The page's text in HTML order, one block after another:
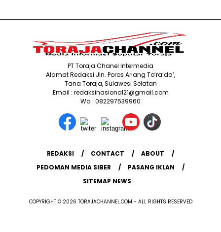
PT Toraja Chanel Intermedia
Alamat Redaksi Jln. Poros Ariang To’ra’da’,
Tana Toraja, Sulawesi Selatan
Email : redaksinasional21@gmail.com
Wa : 082297539960
REDAKSI CONTACT
ABOUT
PEDOMAN MEDIA SIBER
PASANG IKLAN
SITEMAP NEWS
COPYRIGHT © 2026 TORAJACHANNEL.COM - ALL RIGHTS RESERVED